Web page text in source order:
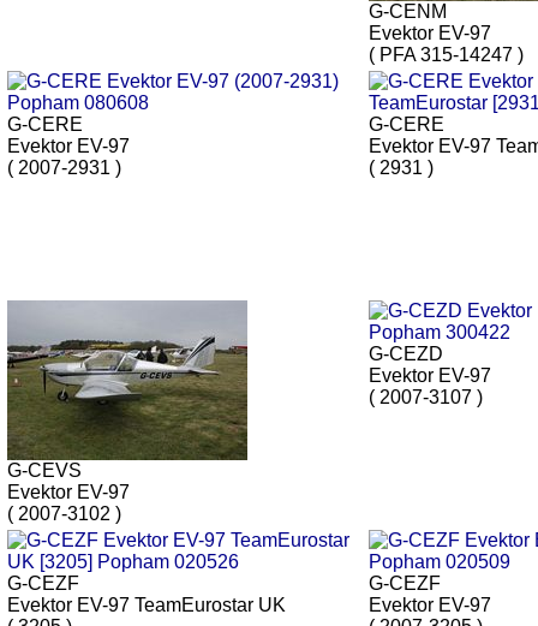
G-CENM
Evektor EV-97
( PFA 315-14247 )
G-CERE
Evektor EV-97
( 2007-2931 )
G-CERE
Evektor EV-97
( 2931 )
G-CEVS
Evektor EV-97
( 2007-3102 )
G-CEZD
Evektor EV-97
( 2007-3107 )
G-CEZF
Evektor EV-97 TeamEurostar UK
G-CEZF
Evektor EV-97